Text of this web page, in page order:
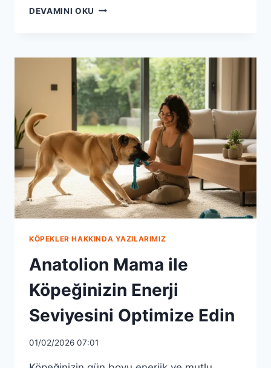
DEVAMINI OKU ANATOLION
ENERJI
SEVIYESINI
OPTIMIZE
EDIN
KÖPEKLER HAKKINDA YAZILARIMIZ
Anatolion Mama ile
Köpeğinizin Enerji
Seviyesini Optimize Edin
01/02/2026 07:01